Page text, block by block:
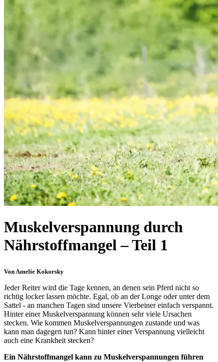
Muskelverspannung durch
Nährstoffmangel – Teil 1
Von Amelie Kokorsky
Jeder Reiter wird die Tage kennen, an denen sein Pferd nicht so
richtig locker lassen möchte. Egal, ob an der Longe oder unter dem
Sattel - an manchen Tagen sind unsere Vierbeiner einfach verspannt.
Hinter einer Muskelverspannung können sehr viele Ursachen
stecken. Wie kommen Muskelverspannungen zustande und was
kann man dagegen tun? Kann hinter einer Verspannung vielleicht
auch eine Krankheit stecken?
Ein Nährstoffmangel kann zu Muskelverspannungen führen